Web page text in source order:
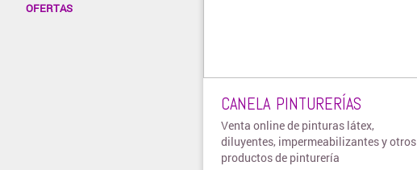
OFERTAS
CANELA PINTURERÍAS
Venta online de pinturas látex,
diluyentes, impermeabilizantes y otros
productos de pinturería